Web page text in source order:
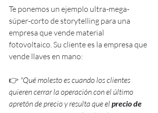
Te ponemos un ejemplo ultra-mega-
súper-corto de storytelling para una
empresa que vende material
fotovoltaico. Su cliente es la empresa que
vende llaves en mano:
👉 "Qué molesto es cuando los clientes
quieren cerrar la operación con el último
apretón de precio y resulta que el precio de